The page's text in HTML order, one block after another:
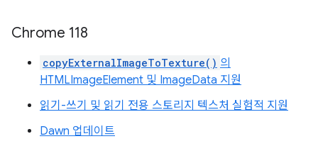
Chrome 118
copyExternalImageToTexture() 의
HTMLImageElement 및 ImageData 지원
읽기-쓰기 및 읽기 전용 스토리지 텍스처 실험적 지원
Dawn 업데이트